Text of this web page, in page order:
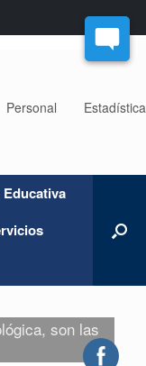
Personal
son las